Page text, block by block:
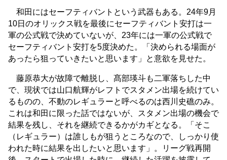
和田にはセーフティバントという武器もある。24年9月
10日のオリックス戦を最後にセーフティバント安打は一
軍の公式戦で決めていないが、23年には一軍の公式戦で
セーフティバント安打を5度決めた。「決められる場面が
あったら狙っていきたいと思います」と意欲を見せた。
藤原恭大が故障で離脱し、髙部瑛斗も二軍落ちした中
で、現状では山口航輝がレフトでスタメン出場を続けてい
るものの、不動のレギュラーと呼べるのは西川史礁のみ。
これは和田に限った話ではないが、スタメン出場の機会で
結果を残し、それを継続できるかがカギとなる。「そこ
（レギュラー）は誰しもが狙うところなので、しっかり使
われた時に結果を出したいと思います」。リーグ戦再開